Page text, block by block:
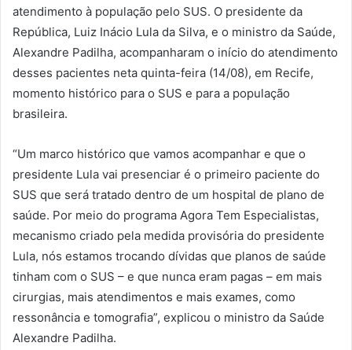
atendimento à população pelo SUS. O presidente da
República, Luiz Inácio Lula da Silva, e o ministro da Saúde,
Alexandre Padilha, acompanharam o início do atendimento
desses pacientes neta quinta-feira (14/08), em Recife,
momento histórico para o SUS e para a população
brasileira.
“Um marco histórico que vamos acompanhar e que o
presidente Lula vai presenciar é o primeiro paciente do
SUS que será tratado dentro de um hospital de plano de
saúde. Por meio do programa Agora Tem Especialistas,
mecanismo criado pela medida provisória do presidente
Lula, nós estamos trocando dívidas que planos de saúde
tinham com o SUS – e que nunca eram pagas – em mais
cirurgias, mais atendimentos e mais exames, como
ressonância e tomografia”, explicou o ministro da Saúde
Alexandre Padilha.